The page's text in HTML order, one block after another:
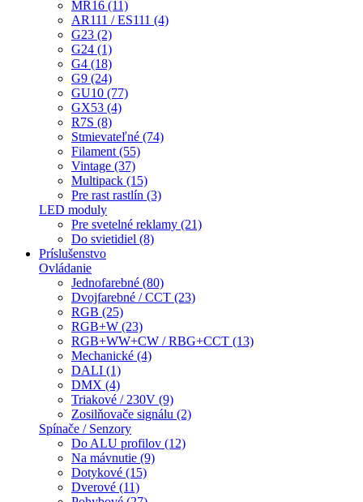
MR16 (11)
AR111 / ES111 (4)
G23 (2)
G24 (1)
G4 (18)
G9 (24)
GU10 (77)
GX53 (4)
R7S (8)
Stmievateľné (74)
Filament (55)
Vintage (37)
Multipack (15)
Pre rast rastlín (3)
LED moduly
Pre svetelné reklamy (21)
Do svietidiel (8)
Príslušenstvo
Ovládanie
Jednofarebné (80)
Dvojfarebné / CCT (23)
RGB (25)
RGB+W (23)
RGB+WW+CW / RBG+CCT (13)
Mechanické (4)
DALI (1)
DMX (4)
Triakové / 230V (9)
Zosilňovače signálu (2)
Spínače / Senzory
Do ALU profilov (12)
Na mávnutie (9)
Dotykové (15)
Dverové (11)